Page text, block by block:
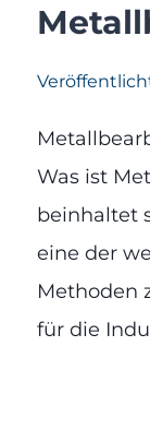
Was ist
beinhaltet
eine der
Methoden
für die